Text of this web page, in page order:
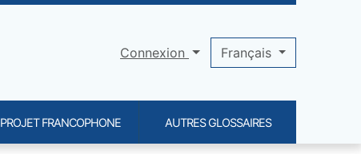
Connexion Français
PROJET FRANCOPHONE AUTRES GLOSSAIRES